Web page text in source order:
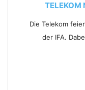
TELEKOM
Die Telekom
der IFA.